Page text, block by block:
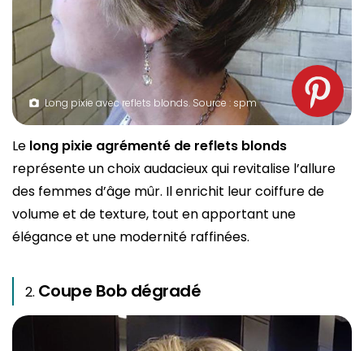
Long pixie avec reflets blonds. Source : spm
Le long pixie agrémenté de reflets blonds
représente un choix audacieux qui revitalise l’allure
des femmes d’âge mûr. Il enrichit leur coiffure de
volume et de texture, tout en apportant une
élégance et une modernité raffinées.
Coupe Bob dégradé